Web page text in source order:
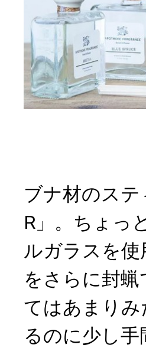
ブナ材のステ
R」。ちょっ
ルガラスを
をさらに封
てはあまり
るのに少し